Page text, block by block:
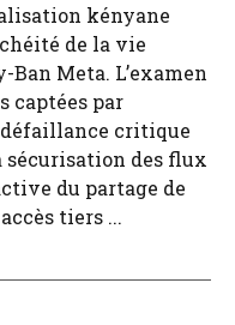
kényane
de la vie
Meta. L’examen
captées par
défaillance critique
sécurisation des flux
du partage de
tiers ...